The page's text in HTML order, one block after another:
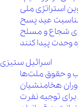
استراتژی ملی
مناسبت عید پسح
اسرائیل ستیزی
و حقوق ملت‌ها
هخامنشیان
توجیه نفرت